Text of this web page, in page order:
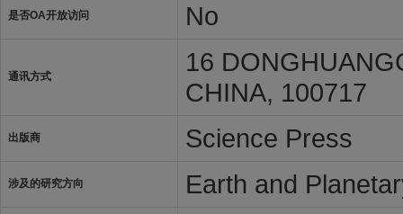
是否OA开放访问 No
通讯方式
16
CHINA, 100717
出版商 Science Press
涉及的研究方向 Earth and